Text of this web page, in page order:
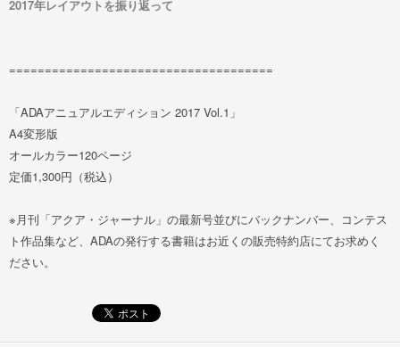
2017年レイアウトを振り返って
=====================================
「ADAアニュアルエディション 2017 Vol.1」
A4変形版
オールカラー120ページ
定価1,300円（税込）
※月刊「アクア・ジャーナル」の最新号並びにバックナンバー、コンテス
ト作品集など、ADAの発行する書籍はお近くの販売特約店にてお求めく
ださい。